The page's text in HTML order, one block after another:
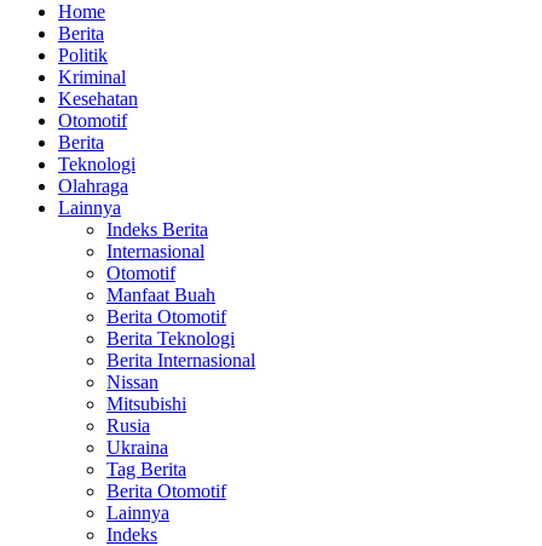
Home
Berita
Politik
Kriminal
Kesehatan
Otomotif
Berita
Teknologi
Olahraga
Lainnya
Indeks Berita
Internasional
Otomotif
Manfaat Buah
Berita Otomotif
Berita Teknologi
Berita Internasional
Nissan
Mitsubishi
Rusia
Ukraina
Tag Berita
Berita Otomotif
Lainnya
Indeks